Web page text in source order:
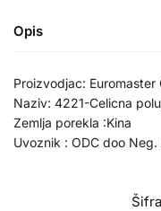
Opis
Proizvodjac: Euromaster
Naziv: 4221-Celicna
Zemlja porekla :Kina
Uvoznik : ODC doo